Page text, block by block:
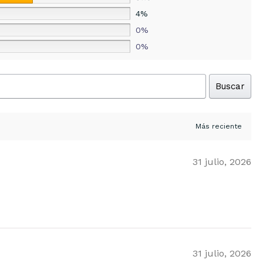
4%
0%
0%
Buscar
31 julio, 2026
31 julio, 2026